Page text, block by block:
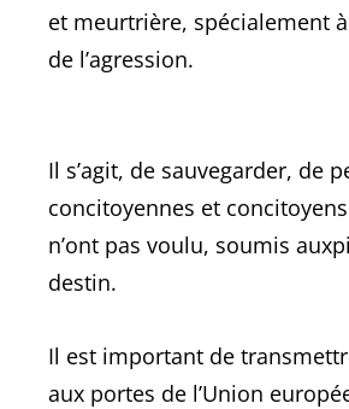
et meurtrière, spécialement
de l’agression.
Il s’agit, de sauvegarder, de
concitoyennes et
n’ont pas voulu, soumis
destin.
Il est important de
aux portes de l’Union